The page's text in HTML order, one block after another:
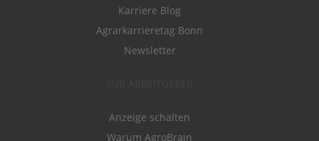
Karriere Blog
Agrarkarrieretag Bonn
Newsletter
Anzeige schalten
Warum AgroBrain